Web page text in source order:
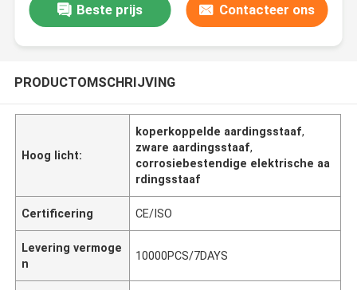
Beste prijs Contacteer ons
PRODUCTOMSCHRIJVING
Hoog licht:
koperkoppelde aardingsstaaf,
zware aardingsstaaf,
corrosiebestendige elektrische aa
rdingsstaaf
Certificering CE/ISO
Levering vermoge
n
10000PCS/7DAYS